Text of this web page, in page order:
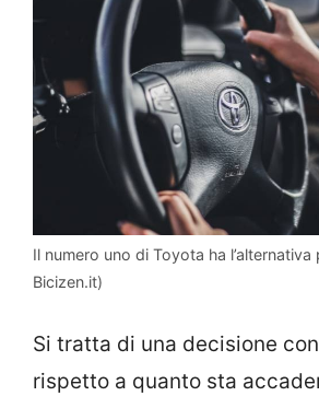
Il numero uno di Toyota ha l’alternativa
Bicizen.it)
Si tratta di una decisione
rispetto a quanto sta